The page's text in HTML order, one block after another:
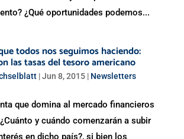
¿Qué oportunidades podemos...
todos nos seguimos haciendo:
las tasas del tesoro americano
|Jun 8, 2015| Newsletters
que domina al mercado financieros
y cuándo comenzarán a subir
en dicho país?, si bien los